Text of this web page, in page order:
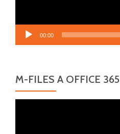
00:00
M-FILES A OFFICE 365